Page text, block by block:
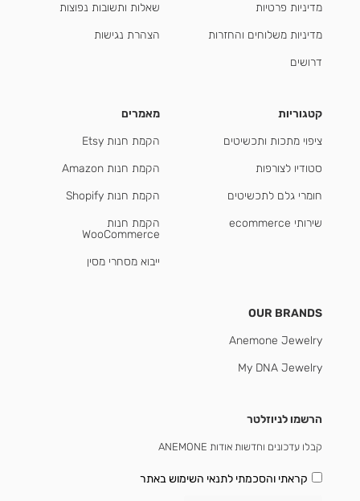
מדיניות פרטיות
מדיניות משלוחים והחזרות
דרושים
שאלות ותשובות נפוצות
הצהרת נגישות
קטגוריות
ציפוי מתכות ותכשיטים
סטודיו לצורפות
חומרי גלם לתכשיטים
שירותי ecommerce
מאמרים
הקמת חנות Etsy
הקמת חנות Amazon
הקמת חנות Shopify
הקמת חנות
WooCommerce
ייבוא מסחרי מסין
OUR BRANDS
Anemone Jewelry
My DNA Jewelry
הרשמו לניוזלטר
קבלו עדכונים וחדשות אודות ANEMONE
קראתי והסכמתילתנאי השימוש באתר